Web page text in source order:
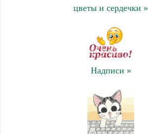
цветы и сердечки »
Надписи »